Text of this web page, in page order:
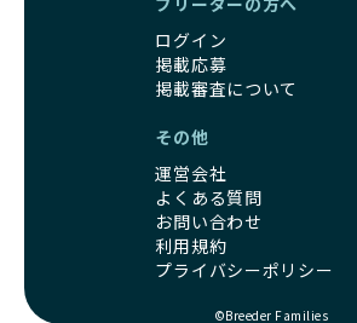
犬、人との触れ合いの時間をしっかり確
コミュニケーション能力を身につけられ
家庭に迎えたその日から、すでに社会性
これにより、飼い主さんにとっても安心
BreederFamiliesのブリーダーは、犬種
と経験を持っています。そのため、子犬
理やしつけ、生活スタイルに合わせた育
なアドバイスを受けられます。「この犬
は？」「食事はどうしたらいい？」など
を願っています。よって、引退後も自宅
信頼できる相手に譲渡するなど、ワンち
るように配慮します。
一方、営利優先ブリーダーは引退犬を「
団体に引き渡されることもあり、ワンち
になる可能性が高まります。
引退犬に対する扱いがどうなっているか
を見分けるポイントとなります。
「引退犬も大切に」の詳細はこちら
社会化とは、ワンちゃんが人間や他の犬
ーズに適応できるようにするプロセスで
ログイン
掲載応募
掲載審査について
その他
運営会社
よくある質問
お問い合わせ
利用規約
プライバシーポリシー
©Breeder Families